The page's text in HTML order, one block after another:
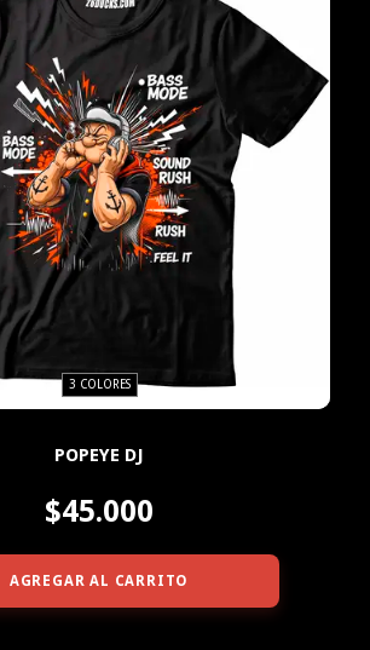
3 COLORES
POPEYE DJ
$45.000
AGREGAR AL CARRITO